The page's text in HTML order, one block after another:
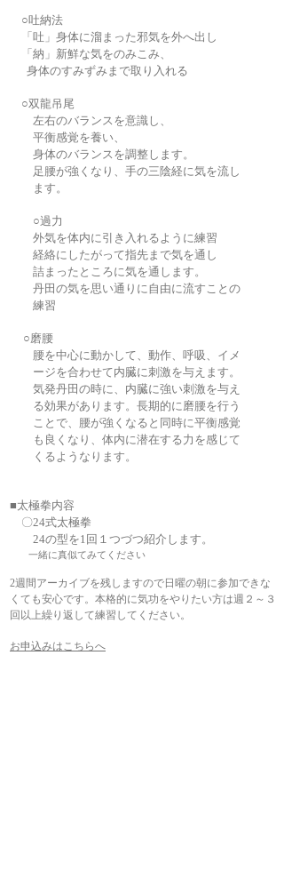
○吐納法
「吐」身体に溜まった邪気を外へ出し
「納」新鮮な気をのみこみ、
身体のすみずみまで取り入れる
○双龍吊尾
左右のバランスを意識し、
平衡感覚を養い、
身体のバランスを調整します。
足腰が強くなり、手の三陰経に気を流し
ます。
○過力
外気を体内に引き入れるように練習
経絡にしたがって指先まで気を通し
詰まったところに気を通します。
丹田の気を思い通りに自由に流すことの
練習
○磨腰
腰を中心に動かして、動作、呼吸、イメ
ージを合わせて内臓に刺激を与えます。
気発丹田の時に、内臓に強い刺激を与え
る効果があります。長期的に磨腰を行う
ことで、腰が強くなると同時に平衡感覚
も良くなり、体内に潜在する力を感じて
くるようなります。
■太極拳内容
〇24式太極拳
24の型を1回１つづつ紹介します。
一緒に真似てみてください
2週間アーカイブを残しますので日曜の朝に参加できな
くても安心です。 本格的に気功をやりたい方は週２～３
回以上繰り返して練習してください。
お申込みはこちらへ